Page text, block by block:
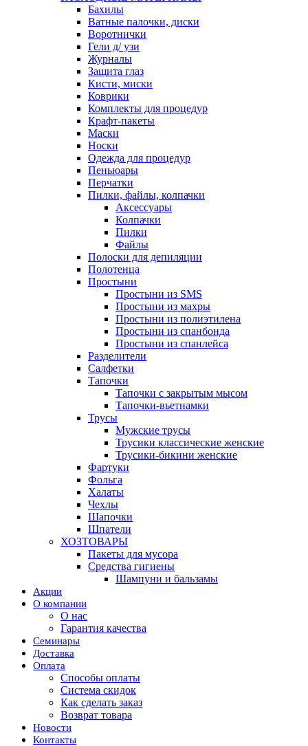
Бахилы
Ватные палочки, диски
Воротнички
Гели д/ узи
Журналы
Защита глаз
Кисти, миски
Коврики
Комплекты для процедур
Крафт-пакеты
Маски
Носки
Одежда для процедур
Пеньюары
Перчатки
Пилки, файлы, колпачки
Аксессуары
Колпачки
Пилки
Файлы
Полоски для депиляции
Полотенца
Простыни
Простыни из SMS
Простыни из махры
Простыни из полиэтилена
Простыни из спанбонда
Простыни из спанлейса
Разделители
Салфетки
Тапочки
Тапочки с закрытым мысом
Тапочки-вьетнамки
Трусы
Мужские трусы
Трусики классические женские
Трусики-бикини женские
Фартуки
Фольга
Халаты
Чехлы
Шапочки
Шпатели
ХОЗТОВАРЫ
Пакеты для мусора
Средства гигиены
Шампуни и бальзамы
Акции
О компании
О нас
Гарантия качества
Семинары
Доставка
Оплата
Способы оплаты
Система скидок
Как сделать заказ
Возврат товара
Новости
Контакты